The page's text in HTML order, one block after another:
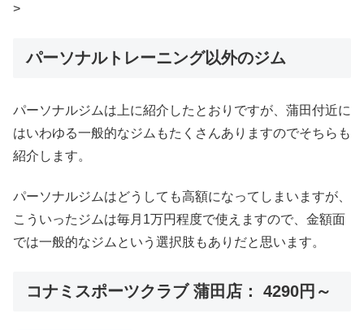
>
パーソナルトレーニング以外のジム
パーソナルジムは上に紹介したとおりですが、蒲田付近に
はいわゆる一般的なジムもたくさんありますのでそちらも
紹介します。
パーソナルジムはどうしても高額になってしまいますが、
こういったジムは毎月1万円程度で使えますので、金額面
では一般的なジムという選択肢もありだと思います。
コナミスポーツクラブ 蒲田店： 4290円～